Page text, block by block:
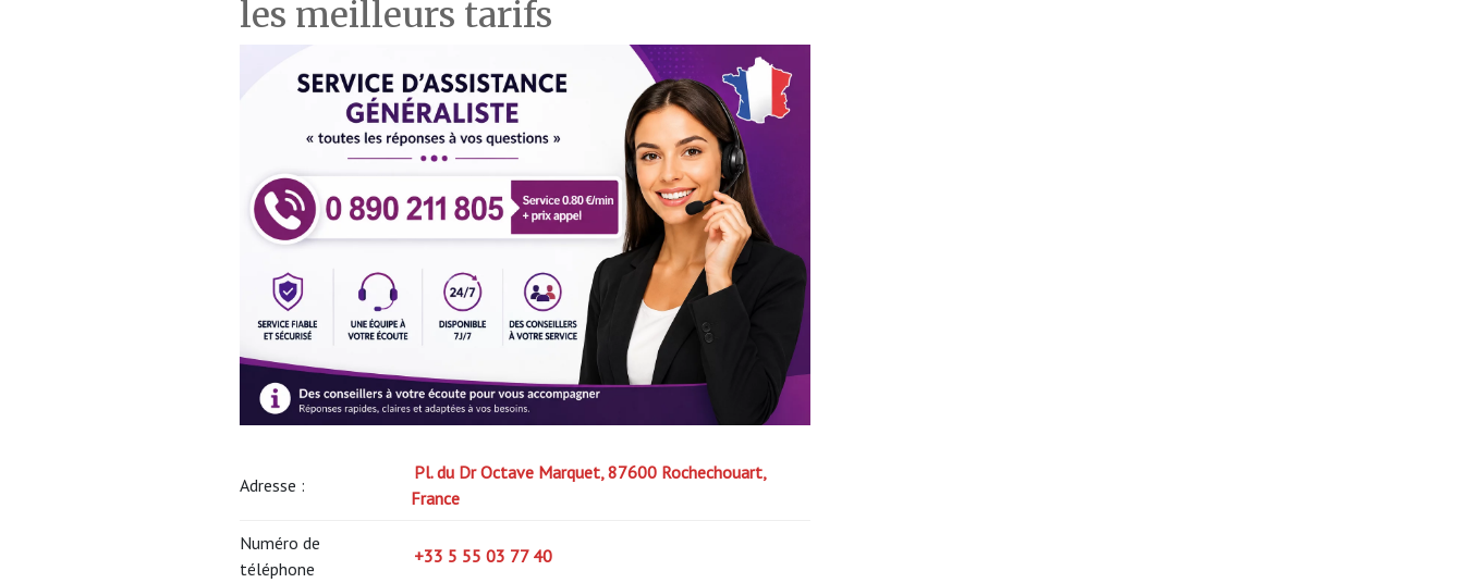
les meilleurs tarifs
Adresse :
Pl. du Dr Octave Marquet, 87600 Rochechouart,
France
Numéro de
téléphone
+33 5 55 03 77 40